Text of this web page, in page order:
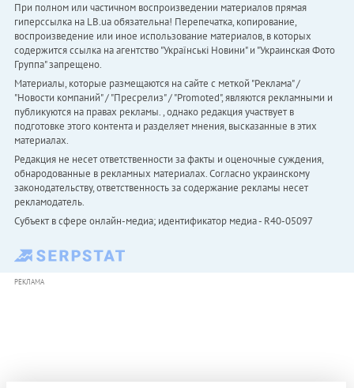
При полном или частичном воспроизведении материалов прямая
гиперссылка на LB.ua обязательна! Перепечатка, копирование,
воспроизведение или иное использование материалов, в которых
содержится ссылка на агентство "Українськi Новини" и "Украинская Фото
Группа" запрещено.
Материалы, которые размещаются на сайте с меткой "Реклама" /
"Новости компаний" / "Пресрелиз" / "Promoted", являются рекламными и
публикуются на правах рекламы. , однако редакция участвует в
подготовке этого контента и разделяет мнения, высказанные в этих
материалах.
Редакция не несет ответственности за факты и оценочные суждения,
обнародованные в рекламных материалах. Согласно украинскому
законодательству, ответственность за содержание рекламы несет
рекламодатель.
Субъект в сфере онлайн-медиа; идентификатор медиа - R40-05097
РЕКЛАМА